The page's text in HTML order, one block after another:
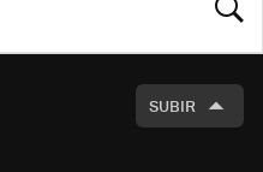
SUBIR